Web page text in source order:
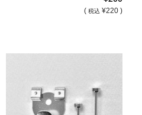
( 税込 ¥220 )